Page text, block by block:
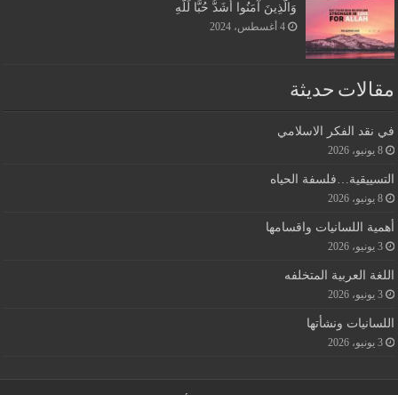
وَالَّذِينَ آمَنُوا أَشَدُّ حُبًّا لِّلَّهِ
4 أغسطس، 2024
مقالات حديثة
في نقد الفكر الاسلامي
8 يونيو، 2026
التسييقية…فلسفة الحياه
8 يونيو، 2026
أهمية اللسانيات واقسامها
3 يونيو، 2026
اللغة العربية المتخلفه
3 يونيو، 2026
اللسانيات ونشأتها
3 يونيو، 2026